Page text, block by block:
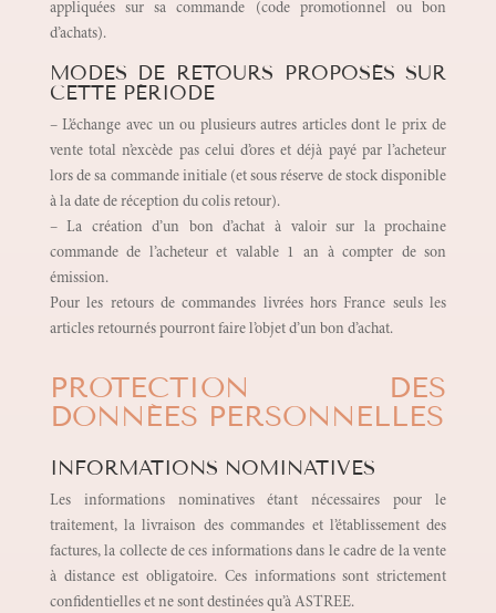
appliquées sur sa commande (code promotionnel ou bon
d’achats).
MODES DE RETOURS PROPOSÉS SUR
CETTE PÉRIODE
– L’échange avec un ou plusieurs autres articles dont le prix de
vente total n’excède pas celui d’ores et déjà payé par l’acheteur
lors de sa commande initiale (et sous réserve de stock disponible
à la date de réception du colis retour).
– La création d’un bon d’achat à valoir sur la prochaine
commande de l’acheteur et valable 1 an à compter de son
émission.
Pour les retours de commandes livrées hors France seuls les
articles retournés pourront faire l’objet d’un bon d’achat.
PROTECTION DES
DONNÉES PERSONNELLES
INFORMATIONS NOMINATIVES
Les informations nominatives étant nécessaires pour le
traitement, la livraison des commandes et l’établissement des
factures, la collecte de ces informations dans le cadre de la vente
à distance est obligatoire. Ces informations sont strictement
confidentielles et ne sont destinées qu’à ASTREE.